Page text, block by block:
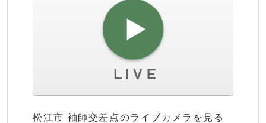
松江市 袖師交差点のライブカメラを見る